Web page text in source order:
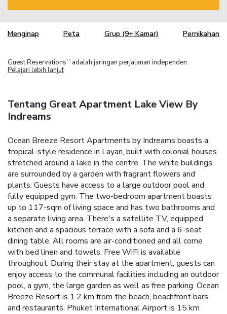
Menginap Peta Grup (9+ Kamar) Pernikahan
Guest Reservations TM
adalah jaringan perjalanan independen.
Pelajari lebih lanjut
Tentang Great Apartment Lake View By
Indreams
Ocean Breeze Resort Apartments by Indreams boasts a
tropical-style residence in Layan, built with colonial houses
stretched around a lake in the centre. The white buildings
are surrounded by a garden with fragrant flowers and
plants. Guests have access to a large outdoor pool and
fully equipped gym. The two-bedroom apartment boasts
up to 117-sqm of living space and has two bathrooms and
a separate living area. There's a satellite TV, equipped
kitchen and a spacious terrace with a sofa and a 6-seat
dining table. All rooms are air-conditioned and all come
with bed linen and towels. Free WiFi is available
throughout. During their stay at the apartment, guests can
enjoy access to the communal facilities including an outdoor
pool, a gym, the large garden as well as free parking. Ocean
Breeze Resort is 1.2 km from the beach, beachfront bars
and restaurants. Phuket International Airport is 15 km